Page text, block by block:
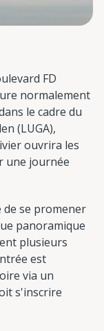
FD
normalement
le cadre du
(LUGA),
ouvrira les
une journée
se promener
panoramique
plusieurs
est
via un
s'inscrire